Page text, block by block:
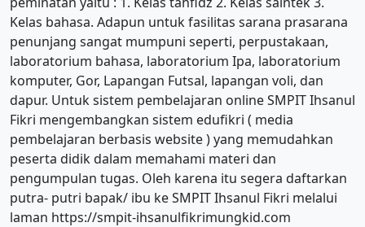
Kelas bahasa. Adapun untuk fasilitas sarana prasarana
penunjang sangat mumpuni seperti, perpustakaan,
laboratorium bahasa, laboratorium Ipa, laboratorium
komputer, Gor, Lapangan Futsal, lapangan voli, dan
dapur. Untuk sistem pembelajaran online SMPIT Ihsanul
Fikri mengembangkan sistem edufikri ( media
pembelajaran berbasis website ) yang memudahkan
peserta didik dalam memahami materi dan
pengumpulan tugas. Oleh karena itu segera daftarkan
putra- putri bapak/ ibu ke SMPIT Ihsanul Fikri melalui
laman https://smpit-ihsanulfikrimungkid.com